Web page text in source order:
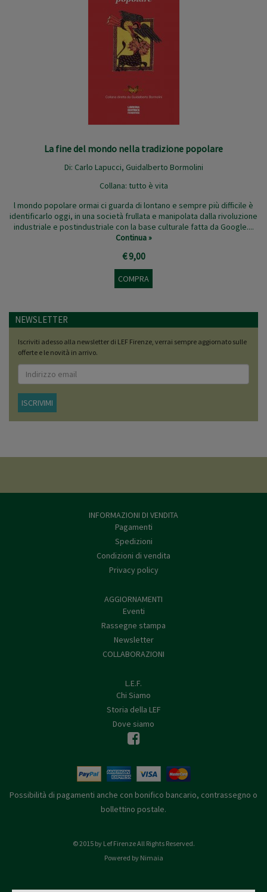
La fine del mondo nella tradizione popolare
Di: Carlo Lapucci, Guidalberto Bormolini
Collana: tutto è vita
l mondo popolare ormai ci guarda di lontano e sempre più difficile è
identificarlo oggi, in una società frullata e manipolata dalla rivoluzione
industriale e postindustriale con la base culturale fatta da Google....
Continua »
€ 9,00
COMPRA
NEWSLETTER
Iscriviti adesso alla newsletter di LEF Firenze, verrai sempre aggiornato sulle
offerte e le novità in arrivo.
ISCRIVIMI
INFORMAZIONI DI VENDITA
Pagamenti
Spedizioni
Condizioni di vendita
Privacy policy
AGGIORNAMENTI
Eventi
Rassegne stampa
Newsletter
COLLABORAZIONI
L.E.F.
Chi Siamo
Storia della LEF
Dove siamo
Possibilità di pagamenti anche con bonifico bancario, contrassegno o
bollettino postale.
© 2015 by Lef Firenze All Rights Reserved.
Powered by Nimaia